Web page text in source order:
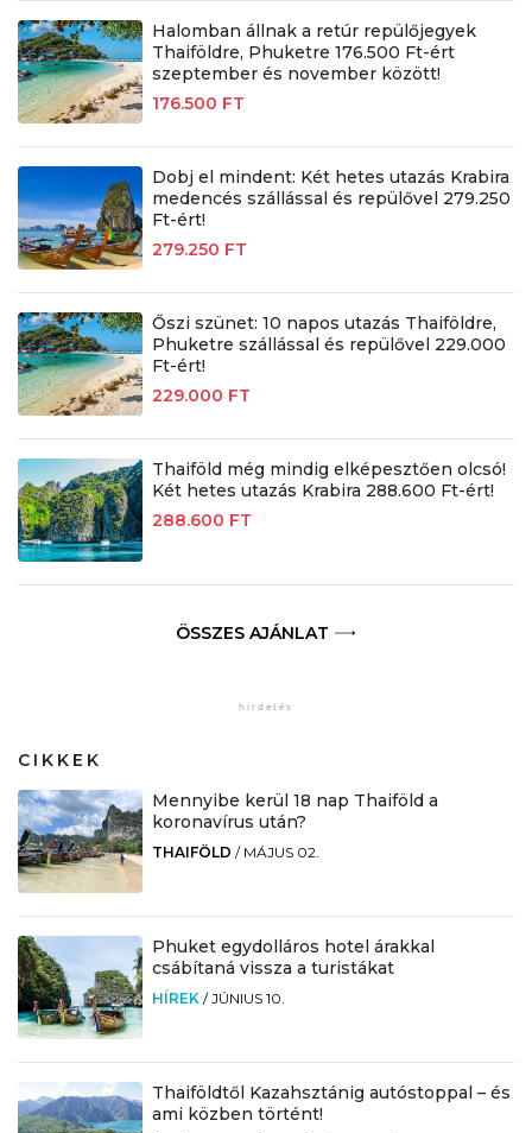
Halomban állnak a retúr repülőjegyek
Thaiföldre, Phuketre 176.500 Ft-ért
szeptember és november között!
176.500 FT
Dobj el mindent: Két hetes utazás Krabira
medencés szállással és repülővel 279.250
Ft-ért!
279.250 FT
Őszi szünet: 10 napos utazás Thaiföldre,
Phuketre szállással és repülővel 229.000
Ft-ért!
229.000 FT
Thaiföld még mindig elképesztően olcsó!
Két hetes utazás Krabira 288.600 Ft-ért!
288.600 FT
ÖSSZES AJÁNLAT
CIKKEK
Mennyibe kerül 18 nap Thaiföld a
koronavírus után?
THAIFÖLD / MÁJUS 02.
Phuket egydolláros hotel árakkal
csábítaná vissza a turistákat
HÍREK /JÚNIUS 10.
Thaiföldtől Kazahsztánig autóstoppal – és
ami közben történt!